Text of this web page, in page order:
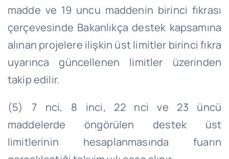
madde ve 19 uncu maddenin birinci fıkrası
çerçevesinde Bakanlıkça destek kapsamına
alınan projelere ilişkin üst limitler birinci fıkra
uyarınca güncellenen limitler üzerinden
takip edilir.
(5) 7 nci, 8 inci, 22 nci ve 23 üncü
maddelerde öngörülen destek üst
limitlerinin hesaplanmasında fuarın